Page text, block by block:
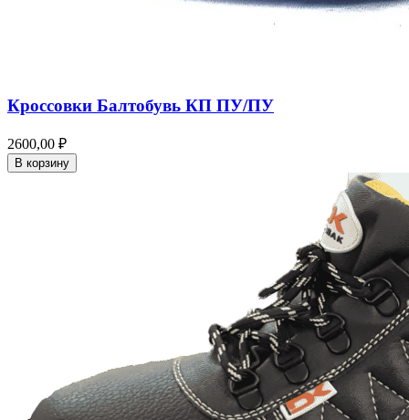
Кроссовки Балтобувь КП ПУ/ПУ
2600,00 ₽
В корзину